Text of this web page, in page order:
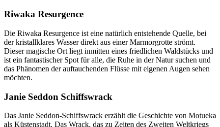
Riwaka Resurgence
Die Riwaka Resurgence ist eine natürlich entstehende Quelle, bei
der kristallklares Wasser direkt aus einer Marmorgrotte strömt.
Dieser magische Ort liegt inmitten eines friedlichen Waldstücks und
ist ein fantastischer Spot für alle, die Ruhe in der Natur suchen und
das Phänomen der auftauchenden Flüsse mit eigenen Augen sehen
möchten.
Janie Seddon Schiffswrack
Das Janie Seddon-Schiffswrack erzählt die Geschichte von Motueka
als Küstenstadt. Das Wrack, das zu Zeiten des Zweiten Weltkriegs